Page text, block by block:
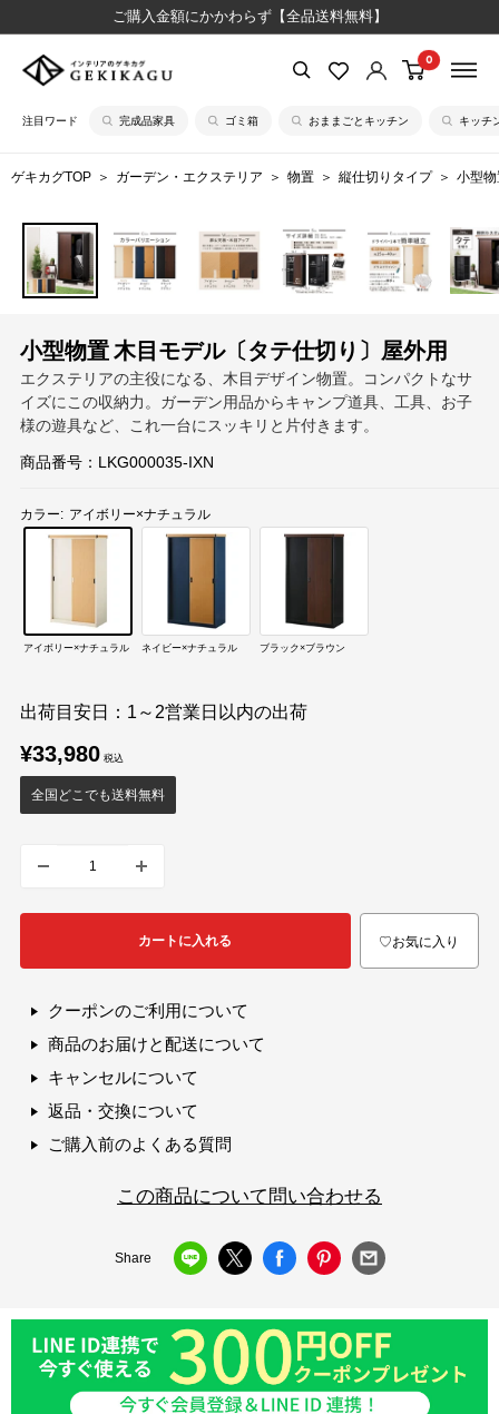
ご購入金額にかかわらず【全品送料無料】
【公
イ
テ
の
ゲ
カ
グ
0
注目ワード 完成品家具 ゴミ箱 おままごとキッチン キッチ
ゲキカグTOP ガーデン・エクステリア 物置 縦仕切りタイプ 小型
小型物置 木目モデル〔タテ仕切り〕屋外用
エクステリアの主役になる、木目デザイン物置。コンパクトなサ
イズにこの収納力。ガーデン用品からキャンプ道具、工具、お子
様の遊具など、これ一台にスッキリと片付きます。
商品番号： LKG000035-IXN
カラー: アイボリー×ナチュラル
アイボリー×ナチュラル ネイビー×ナチュラル ブラック×ブラウン
出荷目安日：1～2営業日以内の出荷
販
売
価
格
¥33,980
全国どこでも送料無料
カートに入れる ♡お気に入り
クーポンのご利用について
商品のお届けと配送について
キャンセルについて
返品・交換について
ご購入前のよくある質問
この商品について問い合わせる
Share